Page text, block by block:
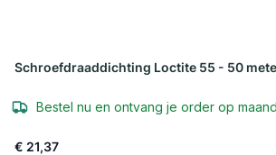
Schroefdraaddichting Loctite 55 - 50
Bestel nu en ontvang je order op
€ 21,37